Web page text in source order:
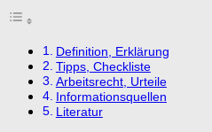
Definition, Erklärung
Tipps, Checkliste
Arbeitsrecht, Urteile
Informationsquellen
Literatur